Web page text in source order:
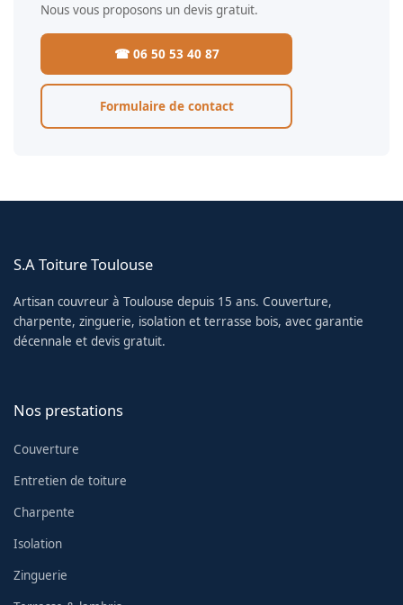
Nous vous proposons un devis gratuit.
☎ 06 50 53 40 87
Formulaire de contact
S.A Toiture Toulouse
Artisan couvreur à Toulouse depuis 15 ans. Couverture,
charpente, zinguerie, isolation et terrasse bois, avec garantie
décennale et devis gratuit.
Nos prestations
Couverture
Entretien de toiture
Charpente
Isolation
Zinguerie